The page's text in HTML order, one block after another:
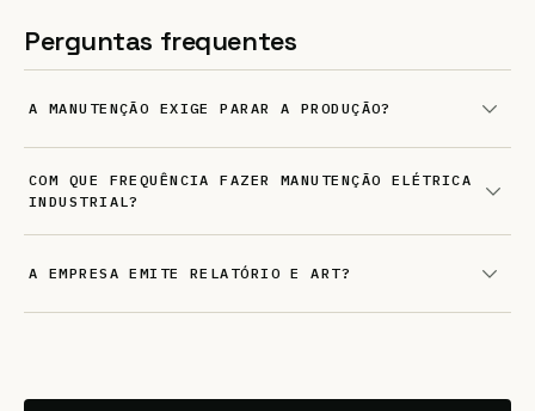
Perguntas frequentes
A MANUTENÇÃO EXIGE PARAR A PRODUÇÃO?
COM QUE FREQUÊNCIA FAZER MANUTENÇÃO ELÉTRICA
INDUSTRIAL?
A EMPRESA EMITE RELATÓRIO E ART?